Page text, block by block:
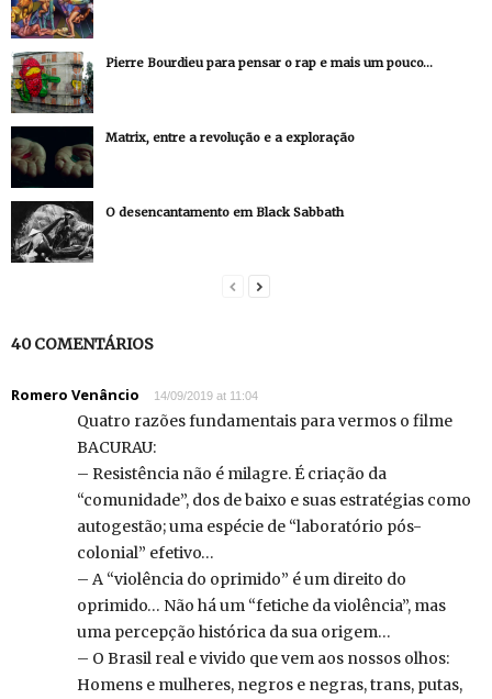
Pierre Bourdieu para pensar o rap e mais um pouco…
Matrix, entre a revolução e a exploração
O desencantamento em Black Sabbath
40 COMENTÁRIOS
Romero Venâncio 14/09/2019 at 11:04
Quatro razões fundamentais para vermos o filme
BACURAU:
– Resistência não é milagre. É criação da
“comunidade”, dos de baixo e suas estratégias como
autogestão; uma espécie de “laboratório pós-
colonial” efetivo…
– A “violência do oprimido” é um direito do
oprimido… Não há um “fetiche da violência”, mas
uma percepção histórica da sua origem…
– O Brasil real e vivido que vem aos nossos olhos:
Homens e mulheres, negros e negras, trans, putas,